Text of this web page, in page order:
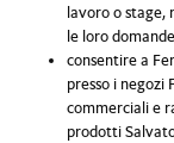
lavoro o stage,
le loro
consentire a
presso i negozi
commerciali e
prodotti